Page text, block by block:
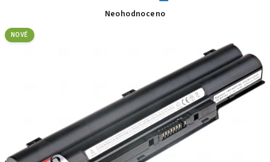
Průměrné
Neohodnoceno
NOVÉ